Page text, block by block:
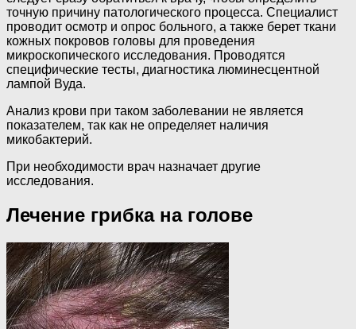
точную причину патологического процесса. Специалист
проводит осмотр и опрос больного, а также берет ткани
кожных покровов головы для проведения
микроскопического исследования. Проводятся
специфические тесты, диагностика люминесцентной
лампой Вуда.
Анализ крови при таком заболевании не является
показателем, так как не определяет наличия
микобактерий.
При необходимости врач назначает другие
исследования.
Лечение грибка на голове